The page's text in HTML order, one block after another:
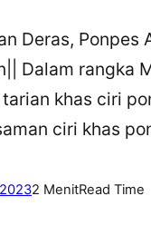
Deras,
Dalam rangka
khas ciri
ciri khas
2 MenitRead Time